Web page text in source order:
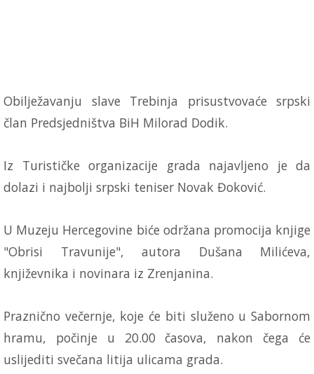
Obilježavanju slave Trebinja prisustvovaće srpski
član Predsjedništva BiH Milorad Dodik.
Iz Turističke organizacije grada najavljeno je da
dolazi i najbolji srpski teniser Novak Đoković.
U Muzeju Hercegovine biće održana promocija knjige
"Obrisi Travunije", autora Dušana Milićeva,
književnika i novinara iz Zrenjanina.
Praznično večernje, koje će biti služeno u Sabornom
hramu, počinje u 20.00 časova, nakon čega će
uslijediti svečana litija ulicama grada.